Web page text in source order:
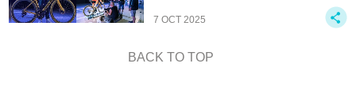
7 OCT 2025
BACK TO TOP